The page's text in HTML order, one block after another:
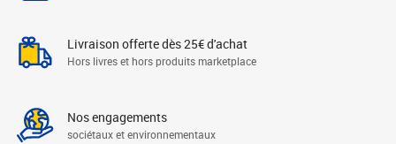
Livraison offerte dès 25€ d'achat
Hors livres et hors produits marketplace
Nos engagements
sociétaux et environnementaux